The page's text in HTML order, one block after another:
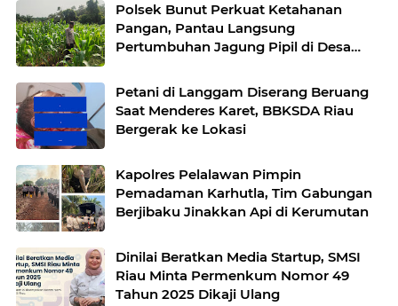
Polsek Bunut Perkuat Ketahanan
Pangan, Pantau Langsung
Pertumbuhan Jagung Pipil di Desa
Petani di Langgam Diserang Beruang
Saat Menderes Karet, BBKSDA Riau
Bergerak ke Lokasi
Kapolres Pelalawan Pimpin
Pemadaman Karhutla, Tim Gabungan
Berjibaku Jinakkan Api di Kerumutan
Dinilai Beratkan Media Startup, SMSI
Riau Minta Permenkum Nomor 49
Tahun 2025 Dikaji Ulang